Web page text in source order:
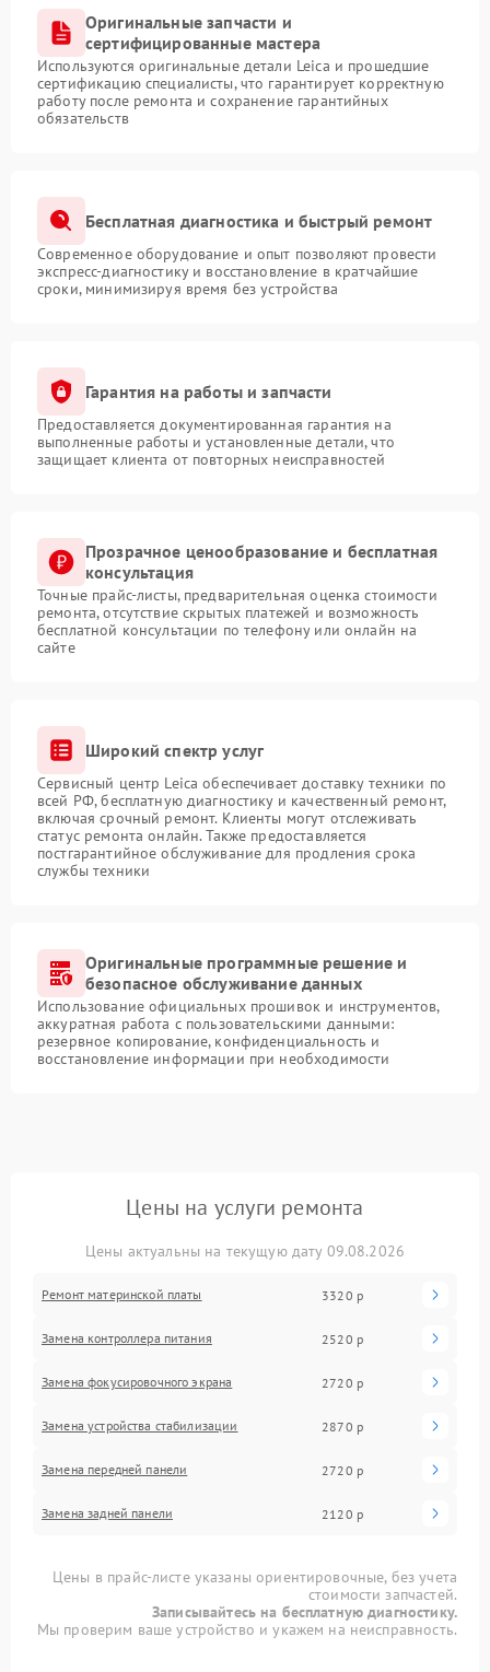
Оригинальные запчасти и
сертифицированные мастера
Используются оригинальные детали Leica и прошедшие
сертификацию специалисты, что гарантирует корректную
работу после ремонта и сохранение гарантийных
обязательств
Бесплатная диагностика и быстрый ремонт
Современное оборудование и опыт позволяют провести
экспресс-диагностику и восстановление в кратчайшие
сроки, минимизируя время без устройства
Гарантия на работы и запчасти
Предоставляется документированная гарантия на
выполненные работы и установленные детали, что
защищает клиента от повторных неисправностей
Прозрачное ценообразование и бесплатная
консультация
Точные прайс-листы, предварительная оценка стоимости
ремонта, отсутствие скрытых платежей и возможность
бесплатной консультации по телефону или онлайн на
сайте
Широкий спектр услуг
Сервисный центр Leica обеспечивает доставку техники по
всей РФ, бесплатную диагностику и качественный ремонт,
включая срочный ремонт. Клиенты могут отслеживать
статус ремонта онлайн. Также предоставляется
постгарантийное обслуживание для продления срока
службы техники
Оригинальные программные решение и
безопасное обслуживание данных
Использование официальных прошивок и инструментов,
аккуратная работа с пользовательскими данными:
резервное копирование, конфиденциальность и
восстановление информации при необходимости
Цены на услуги ремонта
Цены актуальны на текущую дату 09.08.2026
Ремонт материнской платы 3320 р
Замена контроллера питания 2520 р
Замена фокусировочного экрана 2720 р
Замена устройства стабилизации 2870 р
Замена передней панели 2720 р
Замена задней панели 2120 р
Цены в прайс-листе указаны ориентировочные, без учета
стоимости запчастей.
Записывайтесь на бесплатную диагностику.
Мы проверим ваше устройство и укажем на неисправность.